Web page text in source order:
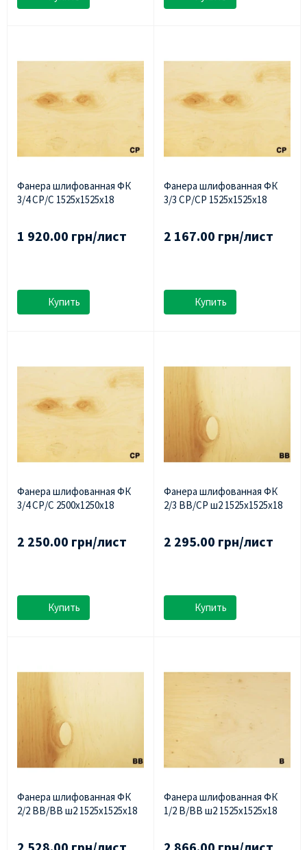
Фанера шлифованная ФК
3/4 СР/С 1525х1525х18
1 920.00 грн/лист
Купить
Фанера шлифованная ФК
3/3 СР/СР 1525х1525х18
2 167.00 грн/лист
Купить
Фанера шлифованная ФК
3/4 СР/С 2500х1250х18
2 250.00 грн/лист
Купить
Фанера шлифованная ФК
2/3 ВВ/СР ш2 1525х1525х18
2 295.00 грн/лист
Купить
Фанера шлифованная ФК
2/2 ВВ/ВВ ш2 1525х1525х18
Фанера шлифованная ФК
1/2 В/ВВ ш2 1525х1525х18